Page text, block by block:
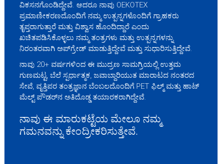
ವಿಕಸನಗೊಂಡಿದ್ದೇವೆ. ಆದರೂ ನಾವು OEKOTEX
ಪ್ರಮಾಣೀಕರಣದೊಂದಿಗೆ ನಮ್ಮ ಉತ್ಪನ್ನಗಳೊಂದಿಗೆ ಗ್ರಾಹಕರು
ತೃಪ್ತರಾಗುತ್ತಾರೆ ಮತ್ತು ವಿಶ್ವಾಸ ಹೊಂದಿದ್ದಾರೆ ಎಂದು
ಖಚಿತಪಡಿಸಿಕೊಳ್ಳಲು ನಮ್ಮ ತಂತ್ರಗಳು ಮತ್ತು ಉತ್ಪನ್ನಗಳನ್ನು
ನಿರಂತರವಾಗಿ ಅಪ್‌ಗ್ರೇಡ್ ಮಾಡುತ್ತಿದ್ದೇವೆ ಮತ್ತು ಸುಧಾರಿಸುತ್ತಿದ್ದೇವೆ.
ನಾವು 20+ ವರ್ಷಗಳಿಂದ ಈ ಮುದ್ರಣ ಸಾಮಗ್ರಿಯಲ್ಲಿ ಉತ್ತಮ
ಗುಣಮಟ್ಟ, ಬೆಲೆ ಸ್ಪರ್ಧಾತ್ಮಕ, ಜವಾಬ್ದಾರಿಯುತ ಮಾರಾಟದ ನಂತರದ
ಸೇವೆ, ವೃತ್ತಿಪರ ತಂತ್ರಜ್ಞಾನ ಬೆಂಬಲದೊಂದಿಗೆ PET ಫಿಲ್ಮ್ ಮತ್ತು ಹಾಟ್
ಮೆಲ್ಟ್ ಪೌಡರ್‌ನ ಅತಿದೊಡ್ಡ ತಯಾರಕರಾಗಿದ್ದೇವೆ.
ನಾವು ಈ ಮಾರುಕಟ್ಟೆಯ ಮೇಲೂ ನಮ್ಮ
ಗಮನವನ್ನು ಕೇಂದ್ರೀಕರಿಸುತ್ತೇವೆ.